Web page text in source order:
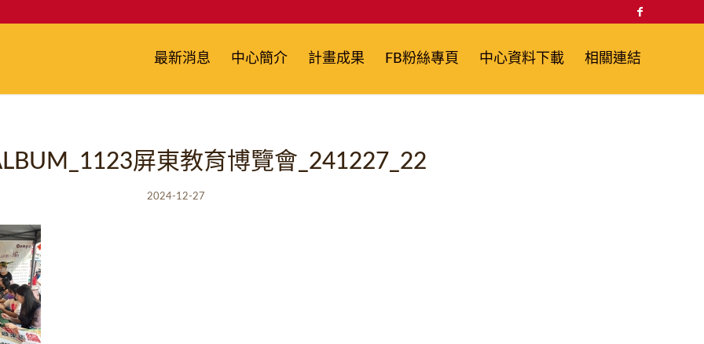
最新消息 中心簡介 計畫成果 FB粉絲專頁 中心資料下載 相關連結
屏東教育博覽會_241227_22
2024-12-27